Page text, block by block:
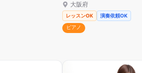
大阪府
レッスンOK
演奏依頼OK
ピアノ